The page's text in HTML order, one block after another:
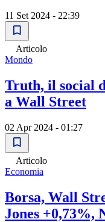
11 Set 2024 - 22:39
Articolo
Mondo
Truth, il social
a Wall Street
02 Apr 2024 - 01:27
Articolo
Economia
Borsa, Wall
Jones +0,73%,